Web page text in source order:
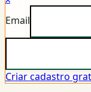
Email
Criar cadastro